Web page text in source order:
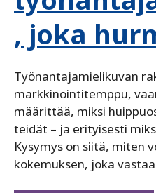
, joka
Työnantajamielikuvan
markkinointitemppu,
määrittää, miksi
teidät – ja erityisesti
Kysymys on siitä, miten
kokemuksen, joka